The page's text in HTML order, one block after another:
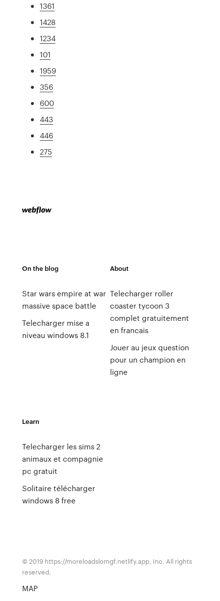
1361
1428
1234
101
1959
356
600
443
446
275
On the blog
Star wars empire at war
massive space battle
Telecharger mise a
niveau windows 8.1
About
Telecharger roller
coaster tycoon 3
complet gratuitement
en francais
Jouer au jeux question
pour un champion en
ligne
Learn
Telecharger les sims 2
animaux et compagnie
pc gratuit
Solitaire télécharger
windows 8 free
© 2019 https://moreloadslomgf.netlify.app, Inc. All rights
reserved.
MAP